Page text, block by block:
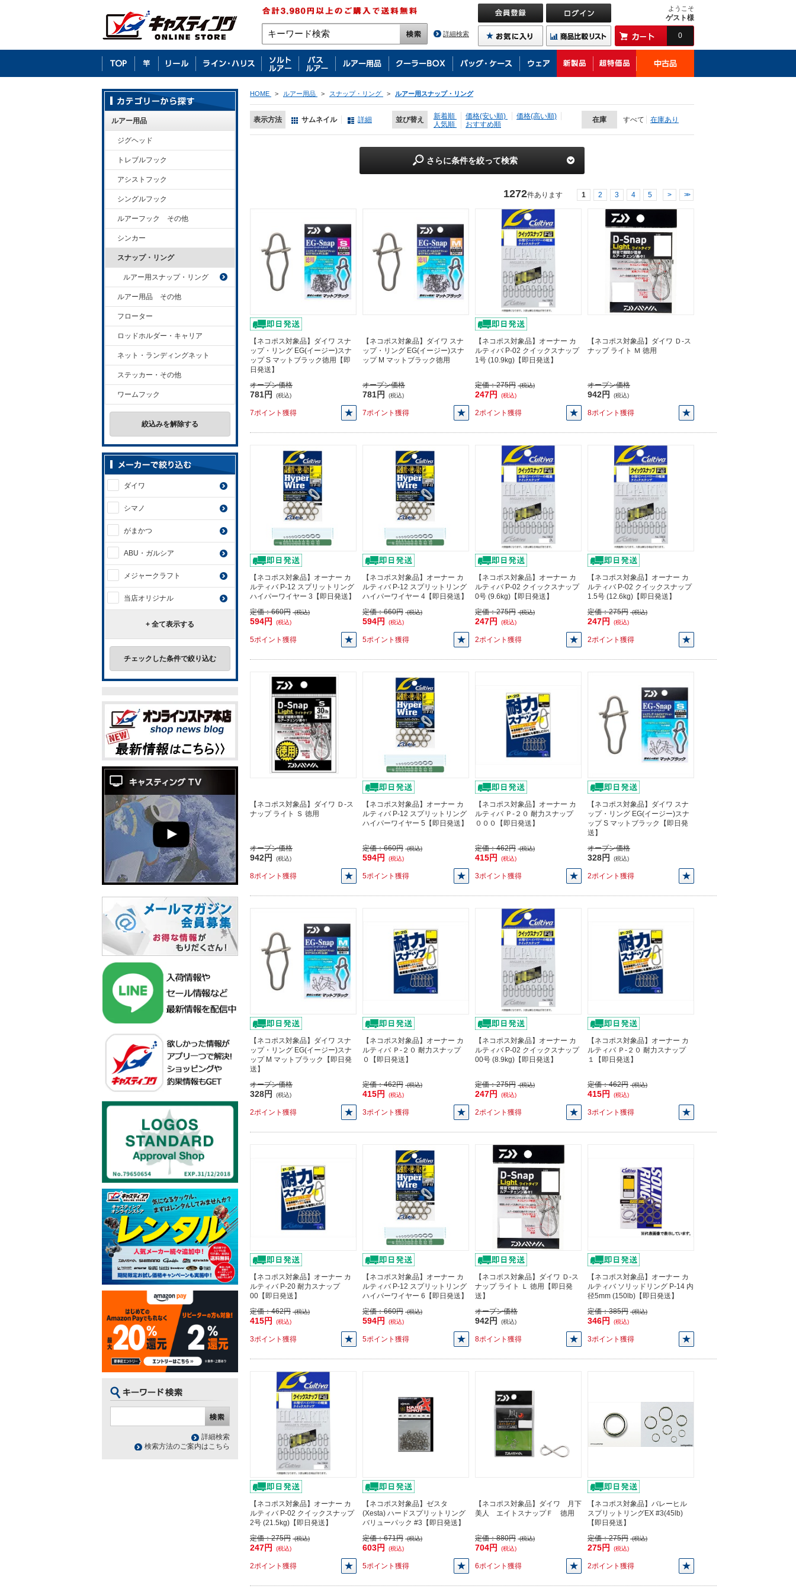
詳細検索
ようこそ
ゲスト様
0
HOME > ルアー用品 > スナップ・リング > ルアー用スナップ・リング
表示方法 サムネイル 詳細 並び替え 新着順 価格(安い順)
価格(高い順)
人気順
おすすめ順
在庫 すべて 在庫あり
さらに条件を絞って検索
1272件あります 1 2 3 4 5 > >>
【ネコポス対象品】ダイワ スナ
ップ・リング EG(イージー)スナ
ップ S マットブラック徳用【即
日発送】
オープン価格
781円 (税込)
7ポイント獲得
【ネコポス対象品】ダイワ スナ
ップ・リング EG(イージー)スナ
ップ M マットブラック徳用
オープン価格
781円 (税込)
7ポイント獲得
【ネコポス対象品】オーナー カ
ルティバ P-02 クイックスナップ
1号 (10.9kg)【即日発送】
定価：275円 (税込)
247円 (税込)
2ポイント獲得
【ネコポス対象品】ダイワ Ｄ-ス
ナップ ライト Ｍ 徳用
オープン価格
942円 (税込)
8ポイント獲得
【ネコポス対象品】オーナー カ
ルティバ P-12 スプリットリング
ハイパーワイヤー 3【即日発送】
定価：660円 (税込)
594円 (税込)
5ポイント獲得
【ネコポス対象品】オーナー カ
ルティバ P-12 スプリットリング
ハイパーワイヤー 4【即日発送】
定価：660円 (税込)
594円 (税込)
5ポイント獲得
【ネコポス対象品】オーナー カ
ルティバ P-02 クイックスナップ
0号 (9.6kg)【即日発送】
定価：275円 (税込)
247円 (税込)
2ポイント獲得
【ネコポス対象品】オーナー カ
ルティバ P-02 クイックスナップ
1.5号 (12.6kg)【即日発送】
定価：275円 (税込)
247円 (税込)
2ポイント獲得
【ネコポス対象品】ダイワ Ｄ-ス
ナップ ライト Ｓ 徳用
オープン価格
942円 (税込)
8ポイント獲得
【ネコポス対象品】オーナー カ
ルティバ P-12 スプリットリング
ハイパーワイヤー 5【即日発送】
定価：660円 (税込)
594円 (税込)
5ポイント獲得
【ネコポス対象品】オーナー カ
ルティバ Ｐ-２０ 耐力スナップ
０００【即日発送】
定価：462円 (税込)
415円 (税込)
3ポイント獲得
【ネコポス対象品】ダイワ スナ
ップ・リング EG(イージー)スナ
ップ S マットブラック【即日発
送】
オープン価格
328円 (税込)
2ポイント獲得
【ネコポス対象品】ダイワ スナ
ップ・リング EG(イージー)スナ
ップ M マットブラック【即日発
送】
オープン価格
328円 (税込)
2ポイント獲得
【ネコポス対象品】オーナー カ
ルティバ Ｐ-２０ 耐力スナップ
０【即日発送】
定価：462円 (税込)
415円 (税込)
3ポイント獲得
【ネコポス対象品】オーナー カ
ルティバ P-02 クイックスナップ
00号 (8.9kg)【即日発送】
定価：275円 (税込)
247円 (税込)
2ポイント獲得
【ネコポス対象品】オーナー カ
ルティバ Ｐ-２０ 耐力スナップ
１【即日発送】
定価：462円 (税込)
415円 (税込)
3ポイント獲得
【ネコポス対象品】オーナー カ
ルティバ P-20 耐力スナップ
00【即日発送】
定価：462円 (税込)
415円 (税込)
3ポイント獲得
【ネコポス対象品】オーナー カ
ルティバ P-12 スプリットリング
ハイパーワイヤー 6【即日発送】
定価：660円 (税込)
594円 (税込)
5ポイント獲得
【ネコポス対象品】ダイワ Ｄ-ス
ナップ ライト Ｌ 徳用【即日発
送】
オープン価格
942円 (税込)
8ポイント獲得
【ネコポス対象品】オーナー カ
ルティバ ソリッドリング P-14 内
径5mm (150lb)【即日発送】
定価：385円 (税込)
346円 (税込)
3ポイント獲得
【ネコポス対象品】オーナー カ
ルティバ P-02 クイックスナップ
2号 (21.5kg)【即日発送】
定価：275円 (税込)
247円 (税込)
2ポイント獲得
【ネコポス対象品】ゼスタ
(Xesta) ハードスプリットリング
バリューパック #3【即日発送】
定価：671円 (税込)
603円 (税込)
5ポイント獲得
【ネコポス対象品】ダイワ 月下
美人 エイトスナップＦ 徳用
定価：880円 (税込)
704円 (税込)
6ポイント獲得
【ネコポス対象品】バレーヒル
スプリットリングEX #3(45lb)
【即日発送】
定価：275円 (税込)
275円 (税込)
2ポイント獲得
ルアー用品
ジグヘッド
トレブルフック
アシストフック
シングルフック
ルアーフック その他
シンカー
スナップ・リング
ルアー用スナップ・リング
ルアー用品 その他
フローター
ロッドホルダー・キャリア
ネット・ランディングネット
ステッカー・その他
ワームフック
絞込みを解除する
ダイワ
シマノ
がまかつ
ABU・ガルシア
メジャークラフト
当店オリジナル
+ 全て表示する
チェックした条件で絞り込む
詳細検索
検索方法のご案内はこちら